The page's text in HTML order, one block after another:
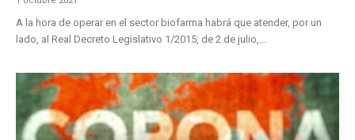
A la hora de operar en el sector biofarma habrá que atender, por un
lado, al Real Decreto Legislativo 1/2015, de 2 de julio,...